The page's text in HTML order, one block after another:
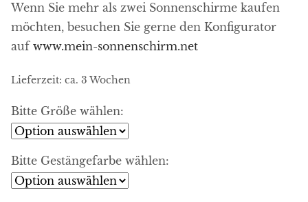
Wenn Sie mehr als zwei Sonnenschirme kaufen
möchten, besuchen Sie gerne den Konfigurator
auf www.mein-sonnenschirm.net
Lieferzeit: ca. 3 Wochen
Bitte Größe wählen:
Bitte Gestängefarbe wählen: